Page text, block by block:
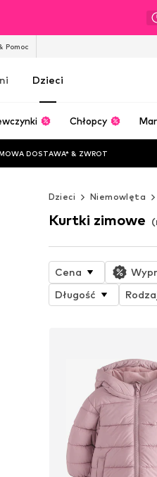
Pomoc
Dzieci
Chłopcy
DOSTAWA* & ZWROT
Dzieci Niemowlęta
Kurtki zimowe
Cena
Długość